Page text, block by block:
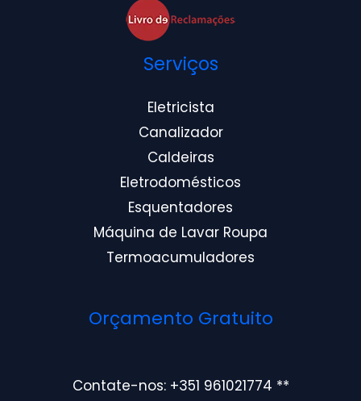
Serviços
Eletricista
Canalizador
Caldeiras
Eletrodomésticos
Esquentadores
Máquina de Lavar Roupa
Termoacumuladores
Orçamento Gratuito
Contate-nos: +351 961021774 **